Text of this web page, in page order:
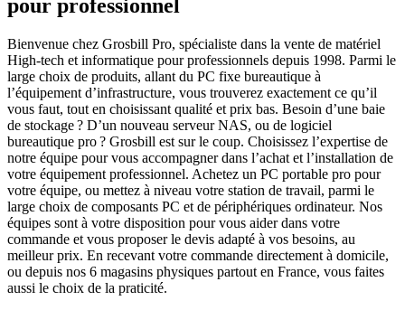
pour professionnel
Bienvenue chez Grosbill Pro, spécialiste dans la vente de matériel
High-tech et informatique pour professionnels depuis 1998. Parmi le
large choix de produits, allant du PC fixe bureautique à
l’équipement d’infrastructure, vous trouverez exactement ce qu’il
vous faut, tout en choisissant qualité et prix bas. Besoin d’une baie
de stockage ? D’un nouveau serveur NAS, ou de logiciel
bureautique pro ? Grosbill est sur le coup. Choisissez l’expertise de
notre équipe pour vous accompagner dans l’achat et l’installation de
votre équipement professionnel. Achetez un PC portable pro pour
votre équipe, ou mettez à niveau votre station de travail, parmi le
large choix de composants PC et de périphériques ordinateur. Nos
équipes sont à votre disposition pour vous aider dans votre
commande et vous proposer le devis adapté à vos besoins, au
meilleur prix. En recevant votre commande directement à domicile,
ou depuis nos 6 magasins physiques partout en France, vous faites
aussi le choix de la praticité.